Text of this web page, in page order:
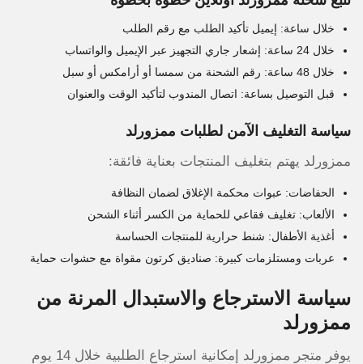
خلال ساعة: إيميل تأكيد الطلب مع رقم الطلب
خلال 24 ساعة: إشعار جاري التجهيز عبر الإيميل والواتساب
خلال 48 ساعة: رقم الشحنة من سمسا أو أرامكس أو سبل
قبل التوصيل بساعة: اتصال المندوب لتأكيد الوقت والعنوان
سياسة التغليف الآمن لطلبات ممزورلد
ممزورلد يهتم بتغليف المنتجات بعناية فائقة:
الحفاضات: عبوات محكمة الإغلاق لضمان النظافة
الألعاب: تغليف فقاعي للحماية من الكسر أثناء الشحن
أغذية الأطفال: شنط حرارية للمنتجات الحساسة
عربات ومستلزمات كبيرة: صناديق كرتون مقواة مع حشوات حماية
سياسة الاسترجاع والاستبدال المرنة من
ممزورلد
يوفر متجر ممزورلد إمكانية استرجاع الطلبية خلال 14 يوم